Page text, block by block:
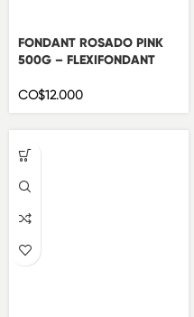
FONDANT ROSADO PINK
500G – FLEXIFONDANT
CO$12.000